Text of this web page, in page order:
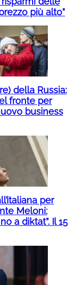
più alto”
della Russia:
fronte per
business
per
Meloni:
a diktat”. Il 15